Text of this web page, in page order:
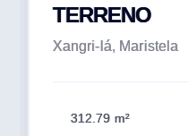
TERRENO
Xangri-lá, Maristela
312.79 m²